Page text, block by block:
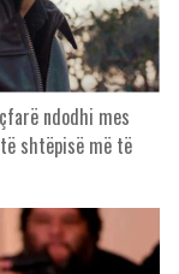
ndodhi mes
shtëpisë më të